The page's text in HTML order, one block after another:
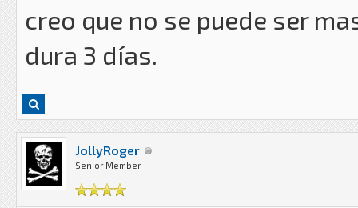
creo que no se puede ser
dura 3 días.
JollyRoger
Senior Member